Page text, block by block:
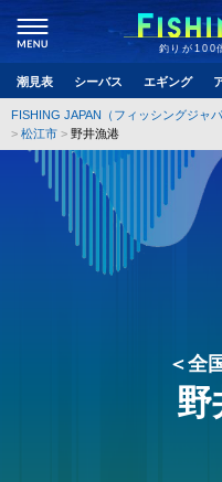
釣りが100
潮見表 シーバス エギング
FISHING JAPAN（フィッシングジャパ
松江市
野井漁港
＜全
野